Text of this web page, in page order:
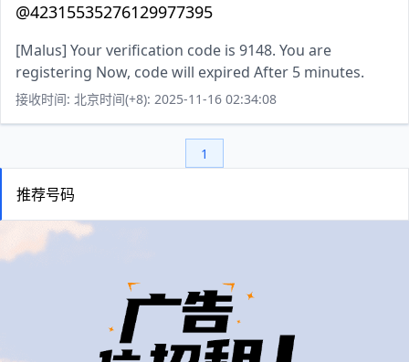
@42315535276129977395
[Malus] Your verification code is 9148. You are
registering Now, code will expired After 5 minutes.
接收时间: 北京时间(+8): 2025-11-16 02:34:08
1
推荐号码